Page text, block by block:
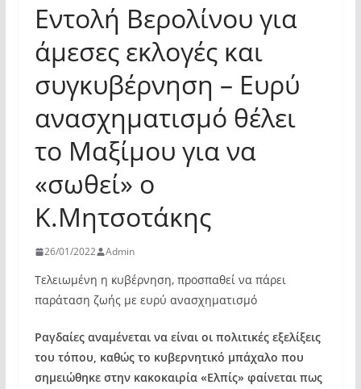
Εντολή Βερολίνου για
άμεσες εκλογές και
συγκυβέρνηση – Ευρύ
ανασχηματισμό θέλει
το Μαξίμου για να
«σωθεί» ο
Κ.Μητσοτάκης
26/01/2022 Admin
Τελειωμένη η κυβέρνηση, προσπαθεί να πάρει
παράταση ζωής με ευρύ ανασχηματισμό
Ραγδαίες αναμένεται να είναι οι πολιτικές εξελίξεις
του τόπου, καθώς το κυβερνητικό μπάχαλο που
σημειώθηκε στην κακοκαιρία «Ελπίς» φαίνεται πως